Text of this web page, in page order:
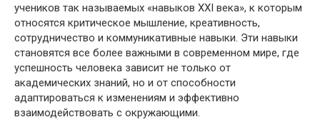
учеников так называемых «навыков XXI века», к которым
относятся критическое мышление, креативность,
сотрудничество и коммуникативные навыки. Эти навыки
становятся все более важными в современном мире, где
успешность человека зависит не только от
академических знаний, но и от способности
адаптироваться к изменениям и эффективно
взаимодействовать с окружающими.